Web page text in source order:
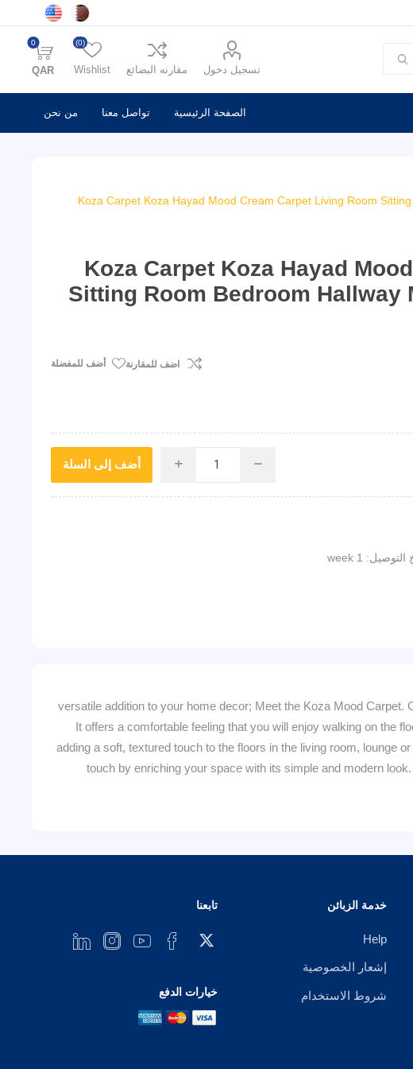
تسجيل دخول مقارنه البضائع Wishlist
(0)
0
QAR
الصفحة الرئيسية تواصل معنا من نحن
Koza Carpet Koza Hayad Mood Cream Carpet Living Room
Koza Carpet Koza Hayad
Sitting Room Bedroom Hallway
اضف للمقارنة أضف للمفضلة
i h أضف إلى السلة
التوصيل: 1 week
versatile addition to your home decor; Meet the Koza Mood
It offers a comfortable feeling that you will enjoy walking on the
adding a soft, textured touch to the floors in the living room, lounge
touch by enriching your space with its simple and modern
خدمة الزبائن
Help
إشعار الخصوصية
شروط الاستخدام
تابعنا
خيارات الدفع